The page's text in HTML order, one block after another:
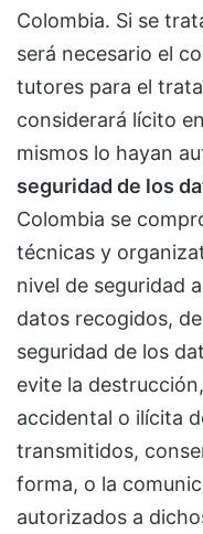
Colombia. Si se
será necesario el
tutores para el
considerará lícito
mismos lo hayan
seguridad de los
Colombia se
técnicas y
nivel de seguridad
datos recogidos,
seguridad de los
evite la
accidental o ilícita
transmitidos,
forma, o la
autorizados a